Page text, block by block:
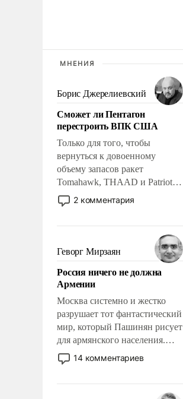
МНЕНИЯ
Борис Джерелиевский
Сможет ли Пентагон
перестроить ВПК США
Только для того, чтобы
вернуться к довоенному
объему запасов ракет
Tomahawk, THAAD и Patriot
США потребуется более трех
лет. Даже небольшая война с
Сложившаяся ситуация
означает многолетний период
уязвимости США, например,
перед Китаем.
2 комментария
Геворг Мирзаян
Россия ничего не должна
Армении
Москва системно и жестко
разрушает тот фантастический
мир, который Пашинян рисует
для армянского населения.
Мир, где политические
прожекты будут безусловно
14 комментариев